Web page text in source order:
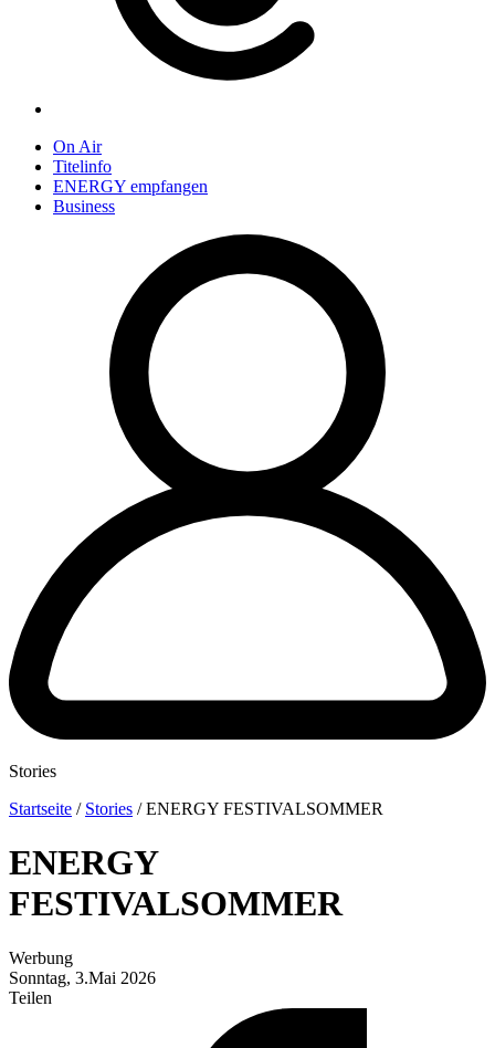
On Air
Titelinfo
ENERGY empfangen
Business
Stories
Startseite / Stories /ENERGY FESTIVALSOMMER
ENERGY
FESTIVALSOMMER
Werbung
Sonntag, 3.Mai 2026
Teilen